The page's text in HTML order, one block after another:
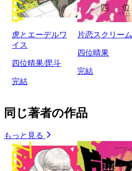
虎とエーデルワ
イス
四位晴果/毘斗
完結
片恋スクリーム
四位晴果
完結
同じ著者の作品
もっと見る